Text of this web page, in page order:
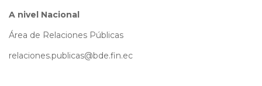
A nivel Nacional
Área de Relaciones Públicas
relaciones.publicas@bde.fin.ec